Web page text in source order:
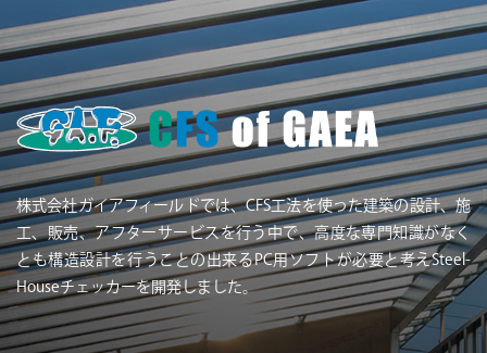
株式会社ガイアフィールドでは、CFS工法を使った建築の設計、施
工、販売、アフターサービスを行う中で、高度な専門知識がなく
とも構造設計を行うことの出来るPC用ソフトが必要と考えSteel-
Houseチェッカーを開発しました。